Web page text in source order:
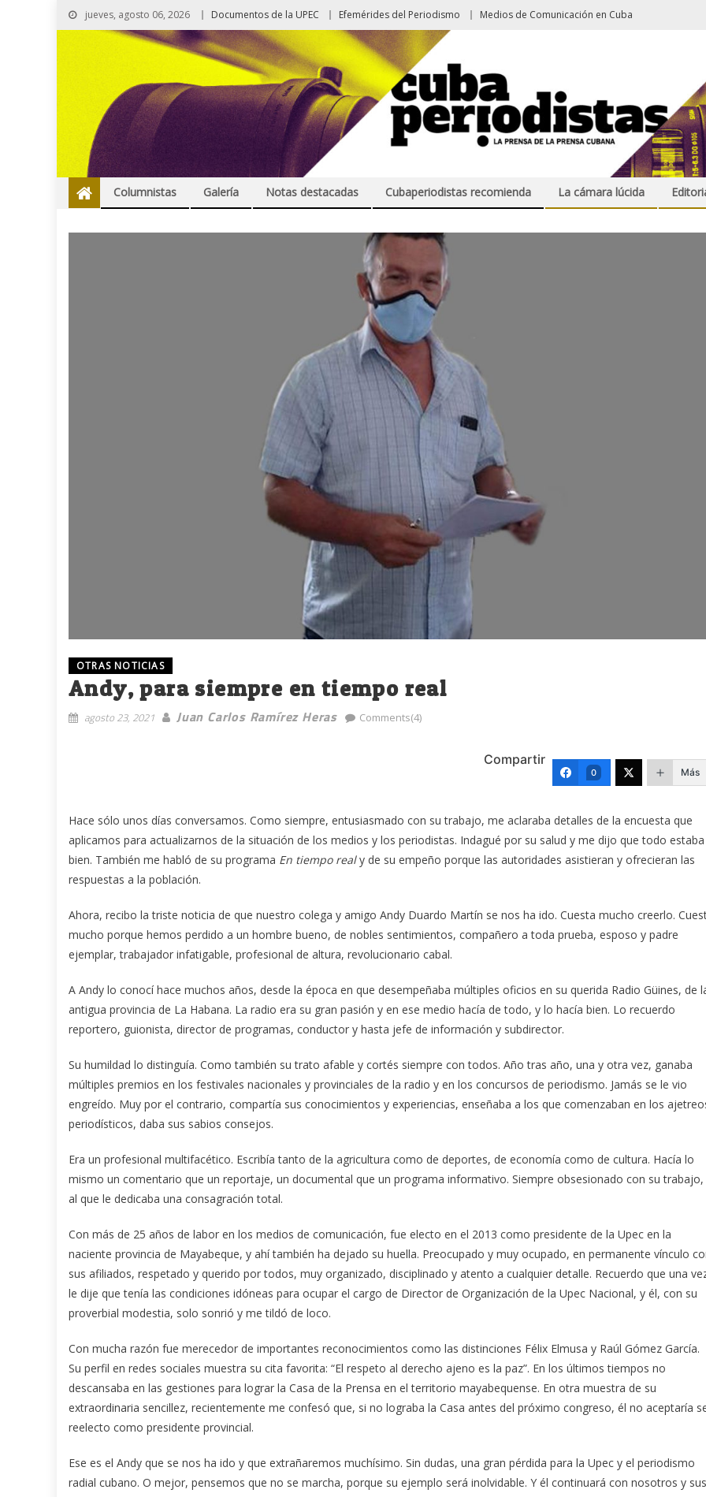
jueves, agosto 06, 2026 Documentos de la UPEC Efemérides del Periodismo Medios de Comunicación en Cuba
Columnistas Galería Notas destacadas Cubaperiodistas recomienda La cámara lúcida
OTRAS NOTICIAS
Andy, para siempre en tiempo real
agosto 23, 2021 Juan Carlos Ramírez Heras Comments(4)
Compartir
0 Más
Hace sólo unos días conversamos. Como siempre, entusiasmado con su trabajo, me aclaraba detalles de la encuesta que
aplicamos para actualizarnos de la situación de los medios y los periodistas. Indagué por su salud y me dijo que todo estaba
bien. También me habló de su programa En tiempo realy de su empeño porque las autoridades asistieran y ofrecieran las
respuestas a la población.
Ahora, recibo la triste noticia de que nuestro colega y amigo Andy Duardo Martín se nos ha ido. Cuesta mucho creerlo.
mucho porque hemos perdido a un hombre bueno, de nobles sentimientos, compañero a toda prueba, esposo y padre
ejemplar, trabajador infatigable, profesional de altura, revolucionario cabal.
A Andy lo conocí hace muchos años, desde la época en que desempeñaba múltiples oficios en su querida Radio Güines, de
antigua provincia de La Habana. La radio era su gran pasión y en ese medio hacía de todo, y lo hacía bien. Lo recuerdo
reportero, guionista, director de programas, conductor y hasta jefe de información y subdirector.
Su humildad lo distinguía. Como también su trato afable y cortés siempre con todos. Año tras año, una y otra vez, ganaba
múltiples premios en los festivales nacionales y provinciales de la radio y en los concursos de periodismo. Jamás se le vio
engreído. Muy por el contrario, compartía sus conocimientos y experiencias, enseñaba a los que comenzaban en los
periodísticos, daba sus sabios consejos.
Era un profesional multifacético. Escribía tanto de la agricultura como de deportes, de economía como de cultura. Hacía lo
mismo un comentario que un reportaje, un documental que un programa informativo. Siempre obsesionado con su trabajo,
al que le dedicaba una consagración total.
Con más de 25 años de labor en los medios de comunicación, fue electo en el 2013 como presidente de la Upec en la
naciente provincia de Mayabeque, y ahí también ha dejado su huella. Preocupado y muy ocupado, en permanente vínculo
sus afiliados, respetado y querido por todos, muy organizado, disciplinado y atento a cualquier detalle. Recuerdo que una
le dije que tenía las condiciones idóneas para ocupar el cargo de Director de Organización de la Upec Nacional, y él, con su
proverbial modestia, solo sonrió y me tildó de loco.
Con mucha razón fue merecedor de importantes reconocimientos como las distinciones Félix Elmusa y Raúl Gómez García.
Su perfil en redes sociales muestra su cita favorita: “El respeto al derecho ajeno es la paz”. En los últimos tiempos no
descansaba en las gestiones para lograr la Casa de la Prensa en el territorio mayabequense. En otra muestra de su
extraordinaria sencillez, recientemente me confesó que, si no lograba la Casa antes del próximo congreso, él no aceptaría
reelecto como presidente provincial.
Ese es el Andy que se nos ha ido y que extrañaremos muchísimo. Sin dudas, una gran pérdida para la Upec y el periodismo
radial cubano. O mejor, pensemos que no se marcha, porque su ejemplo será inolvidable. Y él continuará con nosotros y sus